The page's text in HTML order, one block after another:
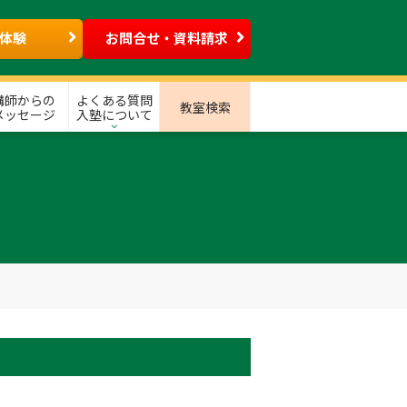
験 お問合せ・資料請求
師からの
ッセージ
よくある質問
入塾について
教室検索